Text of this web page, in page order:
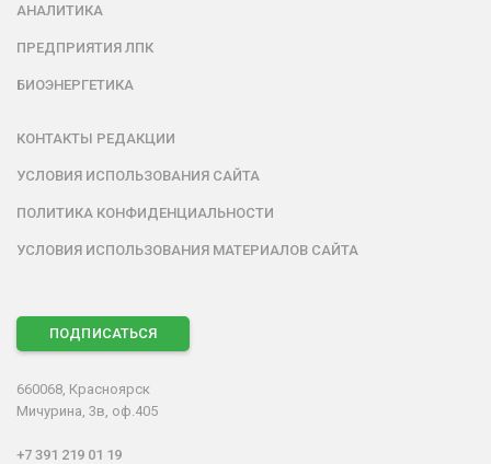
АНАЛИТИКА
ПРЕДПРИЯТИЯ ЛПК
БИОЭНЕРГЕТИКА
КОНТАКТЫ РЕДАКЦИИ
УСЛОВИЯ ИСПОЛЬЗОВАНИЯ САЙТА
ПОЛИТИКА КОНФИДЕНЦИАЛЬНОСТИ
УСЛОВИЯ ИСПОЛЬЗОВАНИЯ МАТЕРИАЛОВ САЙТА
ПОДПИСАТЬСЯ
660068, Красноярск
Мичурина, 3в, оф.405
+7 391 219 01 19